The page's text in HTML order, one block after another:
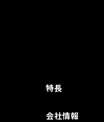
特長
会社情報